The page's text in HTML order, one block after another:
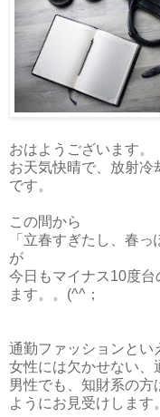
おはようございます。
お天気快晴で、放射
です。
この間から
「立春すぎたし、春
が
今日もマイナス10度
ます。。(^^；
通勤ファッションとい
女性には欠かせない、
男性でも、知財系の
ようにお見受けします。